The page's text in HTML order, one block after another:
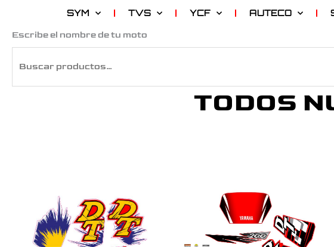
SYM
TVS YCF AUTECO
Escribe el nombre de tu moto
Buscar
TODOS